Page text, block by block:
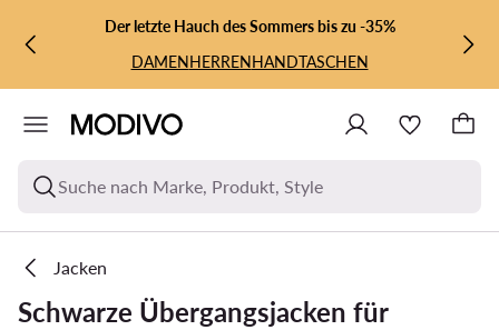
ZUM HAUPTINHALT SPRINGEN
ZUR SUCHEDer letzte Hauch des Sommers bis zu -35%
DAMENHERRENHANDTASCHEN
Suche nach Marke, Produkt, Style
Jacken
Schwarze Übergangsjacken für